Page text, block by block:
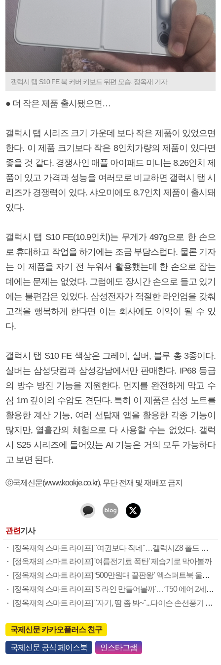
갤럭시 탭 S10 FE 북 커버 키보드 뒤편 모습. 정옥재 기자
● 더 작은 제품 출시됐으면…
갤럭시 탭 시리즈 크기 가운데 보다 작은 제품이 있었으면
한다. 이 제품 크기보다 작은 8인치가량의 제품이 있다면
좋을 것 같다. 경쟁사인 애플 아이패드 미니는 8.26인치 제
품이 있고 가격과 성능을 여러모로 비교하면 갤럭시 탭 시
리즈가 경쟁력이 있다. 샤오미에도 8.7인치 제품이 출시돼
있다.
갤럭시 탭 S10 FE(10.9인치)는 무게가 497g으로 한 손으
로 휴대하고 작업을 하기에는 조금 부담스럽다. 물론 기자
는 이 제품을 자기 전 누워서 활용했는데 한 손으로 잡는
데에는 문제는 없었다. 그럼에도 장시간 손으로 들고 있기
에는 불편감은 있었다. 삼성전자가 적절한 라인업을 갖춰
고객을 행복하게 한다면 이는 회사에도 이익이 될 수 있
다.
갤럭시 탭 S10 FE 색상은 그레이, 실버, 블루 총 3종이다.
실버는 삼성닷컴과 삼성강남에서만 판매한다. IP68 등급
의 방수 방진 기능을 지원한다. 먼지를 완전하게 막고 수
심 1m 깊이의 수압도 견딘다. 특히 이 제품은 삼성 노트를
활용한 계산 기능, 여러 선탑재 앱을 활용한 각종 기능이
많지만, 열흘간의 체험으로 다 사용할 수는 없었다. 갤럭
시 S25 시리즈에 들어있는 AI 기능은 거의 모두 가능하다
고 보면 된다.
ⓒ국제신문(www.kookje.co.kr), 무단 전재 및 재배포 금지
관련기사
[정옥재의 스마트 라이프] "여권보다 작네"…갤럭시Z8 폴드 써보니
[정옥재의 스마트 라이프] '여름전기료 폭탄' 제습기로 막아볼까
[정옥재의 스마트 라이프] ‘500만원대 끝판왕’ 엑스퍼트북 울트라, 20일 써보니
[정옥재의 스마트 라이프] 'S 라인 만들어볼까'…‘T50 에어 2세대’ 앉아보니
[정옥재의 스마트 라이프] "자기, 땀 좀 봐~"...다이슨 손선풍기 써보니
국제신문 카카오플러스 친구
국제신문 공식 페이스북 인스타그램